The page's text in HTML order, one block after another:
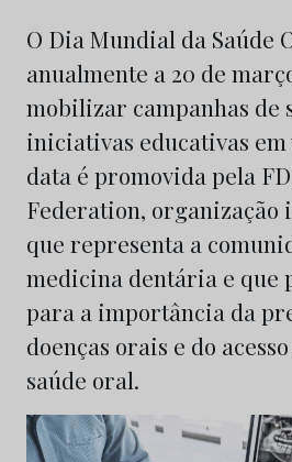
O Dia Mundial da Saúde
anualmente a 20 de
mobilizar campanhas de
iniciativas educativas em
data é promovida pela
Federation, organização
que representa a
medicina dentária e que
para a importância da
doenças orais e do
saúde oral.